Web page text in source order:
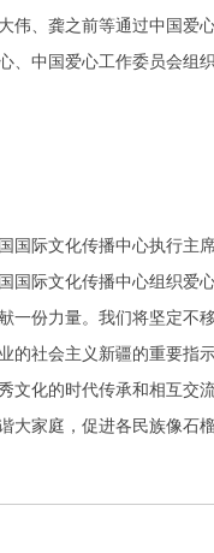
伟、龚之前等通过中国爱
、中国爱心工作委员会组
国际文化传播中心执行主
国际文化传播中心组织爱
一份力量。我们将坚定不
的社会主义新疆的重要指
文化的时代传承和相互交
大家庭，促进各民族像石